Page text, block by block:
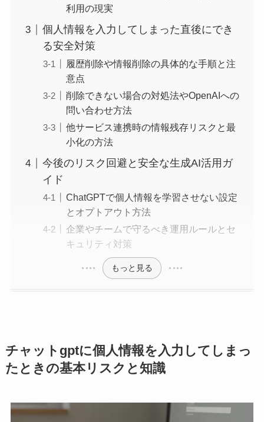
利用の現実
個人情報を入力してしまった直後にでき
る安全対策
履歴削除や情報削除の具体的な手順と注
意点
削除できない場合の対処法やOpenAIへの
問い合わせ方法
他サービス連携時の情報残存リスクと最
小化の方法
今後のリスク回避と安全な生成AI活用ガ
イド
ChatGPTで個人情報を学習させない設定
とオプトアウト方法
企業やチームで守るべき運用ルールとセ
キュリティ対策
もっと見る
チャットgptに個人情報を入力してしまっ
たときの基本リスクと知識